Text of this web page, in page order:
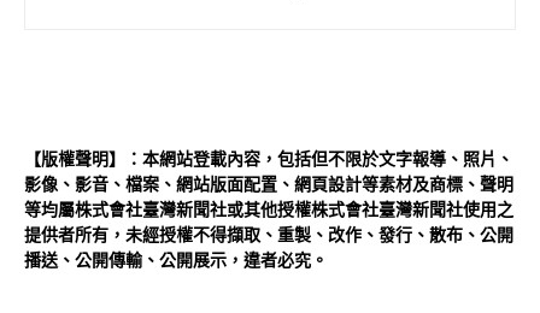
【版權聲明】：本網站登載內容，包括但不限於文字報導、照片、
影像、影音、檔案、網站版面配置、網頁設計等素材及商標、聲明
等均屬株式會社臺灣新聞社或其他授權株式會社臺灣新聞社使用之
提供者所有，未經授權不得擷取、重製、改作、發行、散布、公開
播送、公開傳輸、公開展示，違者必究。